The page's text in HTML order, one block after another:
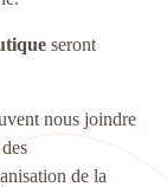
seront
nous joindre
de la